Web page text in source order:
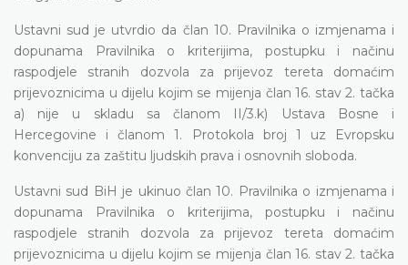
Ustavni sud je utvrdio da član 10. Pravilnika o izmjenama i
dopunama Pravilnika o kriterijima, postupku i načinu
raspodjele stranih dozvola za prijevoz tereta domaćim
prijevoznicima u dijelu kojim se mijenja član 16. stav 2. tačka
a) nije u skladu sa članom II/3.k) Ustava Bosne i
Hercegovine i članom 1. Protokola broj 1 uz Evropsku
konvenciju za zaštitu ljudskih prava i osnovnih sloboda.
Ustavni sud BiH je ukinuo član 10. Pravilnika o izmjenama i
dopunama Pravilnika o kriterijima, postupku i načinu
raspodjele stranih dozvola za prijevoz tereta domaćim
prijevoznicima u dijelu kojim se mijenja član 16. stav 2. tačka